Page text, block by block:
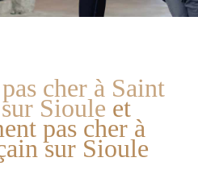
cher à Saint
Sioule et
pas cher à
sur Sioule